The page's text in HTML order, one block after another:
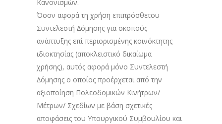
Κανονισμών.
Όσον αφορά τη χρήση επιπρόσθετου
Συντελεστή ∆όμησης για σκοπούς
ανάπτυξης επί περιορισμένης κοινόκτητης
ιδιοκτησίας (αποκλειστικό δικαίωμα
χρήσης), αυτός αφορά μόνο Συντελεστή
∆όμησης ο οποίος προέρχεται από την
αξιοποίηση Πολεοδομικών Κινήτρων/
Μέτρων/ Σχεδίων με βάση σχετικές
αποφάσεις του Υπουργικού Συμβουλίου και